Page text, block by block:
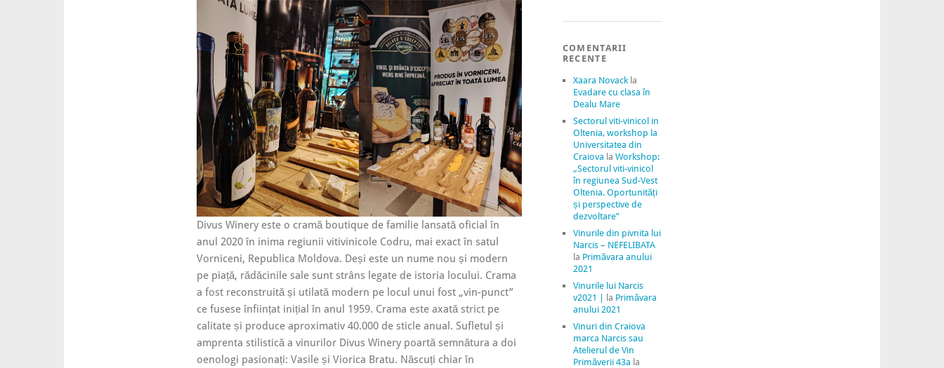
Divus Winery este o cramă boutique de familie lansată oficial în
anul 2020 în inima regiunii vitivinicole Codru, mai exact în satul
Vorniceni, Republica Moldova. Deși este un nume nou și modern
pe piață, rădăcinile sale sunt strâns legate de istoria locului. Crama
a fost reconstruită și utilată modern pe locul unui fost „vin-punct”
ce fusese înființat inițial în anul 1959. Crama este axată strict pe
calitate și produce aproximativ 40.000 de sticle anual. Sufletul și
amprenta stilistică a vinurilor Divus Winery poartă semnătura a doi
oenologi pasionați: Vasile și Viorica Bratu. Născuți chiar în
COMENTARII
RECENTE
Xaara Novackla
Evadare cu clasa în
Dealu Mare
Sectorul viti-vinicol in
Oltenia, workshop la
Universitatea din
Craiova la Workshop:
„Sectorul viti-vinicol
în regiunea Sud-Vest
Oltenia. Oportunități
și perspective de
dezvoltare”
Vinurile din pivnita lui
Narcis – NEFELIBATA
la Primăvara anului
2021
Vinurile lui Narcis
v2021 |
la Primăvara
anului 2021
Vinuri din Craiova
marca Narcis sau
Atelierul de Vin
Primăverii 43a la